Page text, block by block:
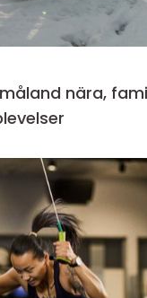
och fullt